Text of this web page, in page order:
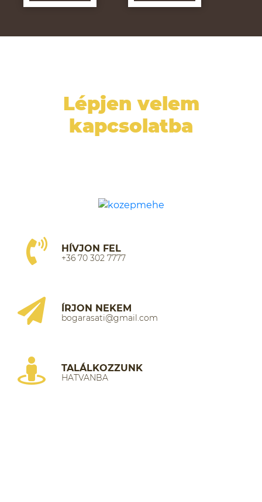
Lépjen velem
kapcsolatba
HÍVJON FEL
+36 70 302 7777
ÍRJON NEKEM
bogarasati@gmail.com
TALÁLKOZZUNK
HATVANBA